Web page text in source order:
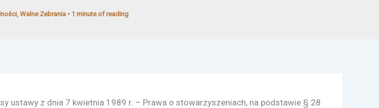
, Walne Zebrania• 1 minute of reading
ustawy z dnia 7 kwietnia 1989 r. – Prawa o stowarzyszeniach, na podstawie § 28